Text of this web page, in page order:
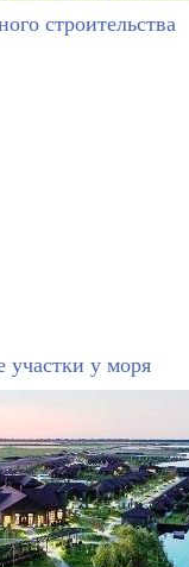
строительства
участки у моря